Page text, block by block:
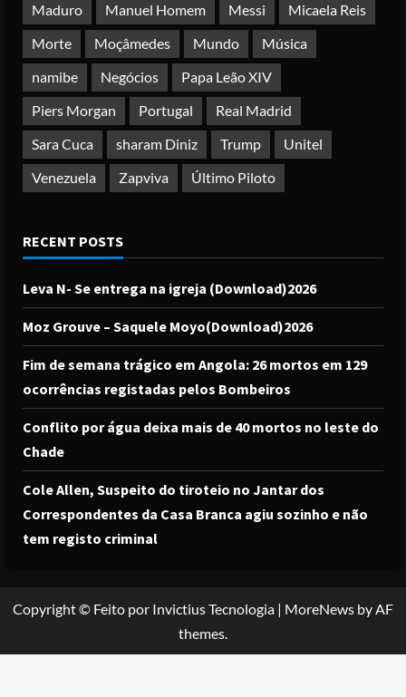
Maduro
Manuel Homem Messi
Micaela Reis
Morte
Moçâmedes Mundo
Música
namibe
Negócios
Papa Leão XIV
Piers Morgan
Portugal
Real Madrid
Sara Cuca
sharam Diniz Trump
Unitel
Venezuela
Zapviva Último Piloto
RECENT POSTS
Leva N- Se entrega na igreja (Download)2026
Moz Grouve – Saquele Moyo(Download)2026
Fim de semana trágico em Angola: 26 mortos em 129
ocorrências registadas pelos Bombeiros
Conflito por água deixa mais de 40 mortos no leste do
Chade
Cole Allen, Suspeito do tiroteio no Jantar dos
Correspondentes da Casa Branca agiu sozinho e não
tem registo criminal
Copyright © Feito por Invictius Tecnologia | MoreNews by AF
themes.